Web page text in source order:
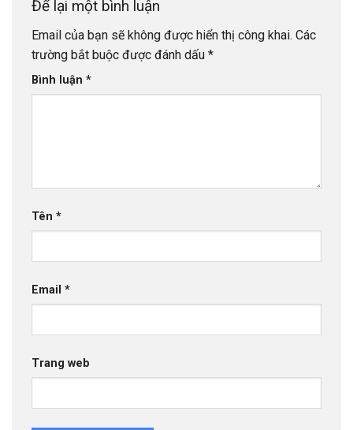
Để lại một bình luận
Email của bạn sẽ không được hiển thị công khai. Các
trường bắt buộc được đánh dấu *
Bình luận *
Tên *
Email *
Trang web